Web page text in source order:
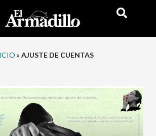
» AJUSTE DE CUENTAS